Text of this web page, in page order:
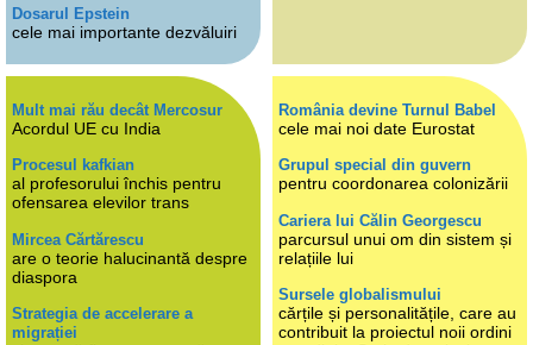
Dosarul Epstein
cele mai importante dezvăluiri
Mult mai rău decât Mercosur
Acordul UE cu India
Procesul kafkian
al profesorului închis pentru
ofensarea elevilor trans
Mircea Cărtărescu
are o teorie halucinantă despre
diaspora
Strategia de accelerare a
migrației
România devine Turnul Babel
cele mai noi date Eurostat
Grupul special din guvern
pentru coordonarea colonizării
Cariera lui Călin Georgescu
parcursul unui om din sistem și
relațiile lui
Sursele globalismului
cărțile și personalitățile, care au
contribuit la proiectul noii ordini